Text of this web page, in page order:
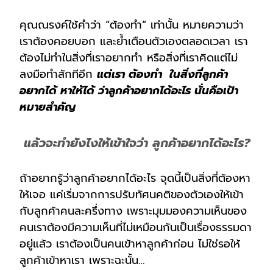
คุณณรงค์ใช้คำว่า “ต้องทำ” เท่านั้น หมายความว่า
เราต้องคอยบอก และย้ำเตือนตัวเองตลอดเวลา เรา
ต้องไม่ทำในสิ่งที่เราอยากทำ หรือสิ่งที่เราคิดแต่ไม่
ลงมือทำสักทีอีกแต่เรา ต้องทำ ในสิ่งที่ลูกค้า
อยากได้ หาให้ได้ ว่าลูกค้าอยากได้อะไร นั่นคือเป้า
หมายสำคัญ
แล้วจะทำยังไงให้เข้าใจว่า ลูกค้าอยากได้อะไร?
ถ้าอยากรู้ว่าลูกค้าอยากได้อะไร จุดนี้เป็นสิ่งที่ต้องหา
ให้เจอ แค่เริ่มจากการปรับทัศนคติของตัวเองให้เข้า
กับลูกค้าคนละครึ่งทาง เพราะมุมมองความเห็นของ
คนเราต้องมีความเห็นที่ไม่เหมือนกันเป็นเรื่องธรรมดา
อยู่แล้ว เราต้องเป็นคนเข้าหาลูกค้าก่อน ไม่ใช่รอให้
ลูกค้าเข้าหาเรา เพราะฉะนั้น…